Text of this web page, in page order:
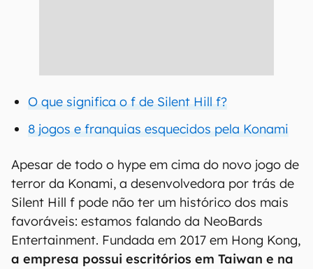
O que significa o f de Silent Hill f?
8 jogos e franquias esquecidos pela Konami
Apesar de todo o hype em cima do novo jogo de
terror da Konami, a desenvolvedora por trás de
Silent Hill f pode não ter um histórico dos mais
favoráveis: estamos falando da NeoBards
Entertainment. Fundada em 2017 em Hong Kong,
a empresa possui escritórios em Taiwan e na